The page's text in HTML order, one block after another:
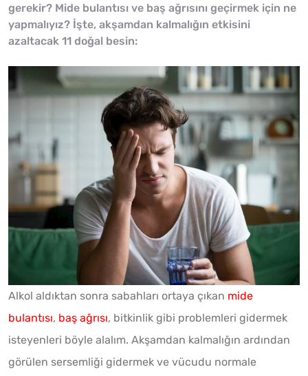
gerekir? Mide bulantısı ve baş ağrısını geçirmek için ne
yapmalıyız? İşte, akşamdan kalmalığın etkisini
azaltacak 11 doğal besin:
Alkol aldıktan sonra sabahları ortaya çıkan mide
bulantısı, baş ağrısı, bitkinlik gibi problemleri gidermek
isteyenleri böyle alalım. Akşamdan kalmalığın ardından
görülen sersemliği gidermek ve vücudu normale